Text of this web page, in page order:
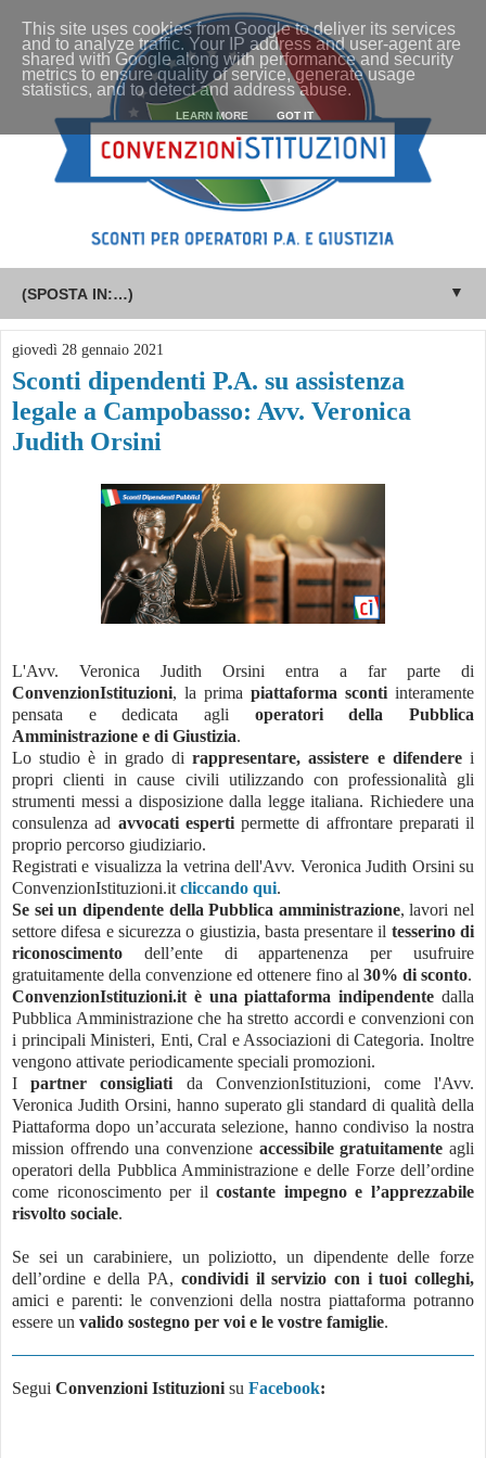
▼
giovedì 28 gennaio 2021
Sconti dipendenti P.A. su assistenza
legale a Campobasso: Avv. Veronica
Judith Orsini
L'Avv. Veronica Judith Orsini entra a far parte di
ConvenzionIstituzioni, la prima piattaforma sconti interamente
pensata e dedicata agli operatori della Pubblica
Amministrazione e di Giustizia.
Lo studio è in grado dirappresentare, assistere e difenderei
propri clienti in cause civili utilizzando con professionalità gli
strumenti messi a disposizione dalla legge italiana. Richiedere una
consulenza ad avvocati espertipermette di affrontare preparati il
proprio percorso giudiziario.
Registrati e visualizza la vetrina dell'Avv. Veronica Judith Orsini su
ConvenzionIstituzioni.it cliccando qui.
Se sei un dipendente della Pubblica amministrazione, lavori nel
settore difesa e sicurezza o giustizia, basta presentare il tesserino di
riconoscimento dell’ente di appartenenza per usufruire
gratuitamente della convenzione ed ottenere fino al 30% di sconto.
ConvenzionIstituzioni.it è una piattaforma indipendente dalla
Pubblica Amministrazione che ha stretto accordi e convenzioni con
i principali Ministeri, Enti, Cral e Associazioni di Categoria. Inoltre
vengono attivate periodicamente speciali promozioni.
Ipartner consigliati da ConvenzionIstituzioni, come l'Avv.
Veronica Judith Orsini, hanno superato gli standard di qualità della
Piattaforma dopo un’accurata selezione, hanno condiviso la nostra
mission offrendo una convenzione accessibile gratuitamente agli
operatori della Pubblica Amministrazione e delle Forze dell’ordine
come riconoscimento per ilcostante impegno e l’apprezzabile
risvolto sociale.
Se sei un carabiniere, un poliziotto, un dipendente delle forze
dell’ordine e della PA, condividi il servizio con i tuoi colleghi,
amici e parenti: le convenzioni della nostra piattaforma potranno
essere un valido sostegno per voi e le vostre famiglie.
Segui Convenzioni Istituzioni su Facebook:
This site uses cookies from Google to deliver its services
and to analyze traffic. Your IP address and user-agent are
shared with Google along with performance and security
metrics to ensure quality of service, generate usage
statistics, and to detect and address abuse.
LEARN MORE GOT IT